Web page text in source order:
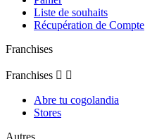
Liste de souhaits
Récupération de Compte
Franchises
Franchises  
Abre tu cogolandia
Stores